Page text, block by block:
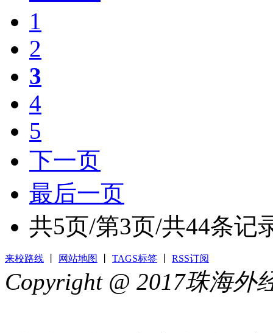
1
2
3
4
5
下一页
最后一页
共5页/第3页/共44条记
来校路线 网站地图 TAGS标签 RSS订阅
Copyright @ 2017珠海